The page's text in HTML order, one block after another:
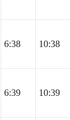
6:38 10:38
6:39 10:39